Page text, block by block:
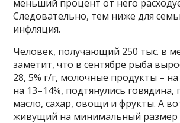
меньший процент от него
Следовательно, тем ниже для
инфляция.
Человек, получающий 250 тыс. в
заметит, что в сентябре рыба
28, 5% г/г, молочные продукты – на
на 13–14%, подтянулись говядина,
масло, сахар, овощи и фрукты. А
живущий на минимальный размер